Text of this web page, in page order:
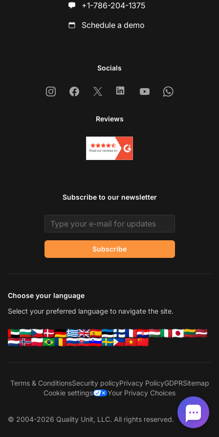
+1-786-204-1375
Schedule a demo
Socials
InstagramFacebook
X LinkedinYoutubeWhatsapp
Reviews
Subscribe to our newsletter
Email address
Subscribe
Choose your language
Select your preferred language to navigate the site.
Terms & ConditionsSecurity policyPrivacy PolicyGDPRSitemap
Cookie settings
Your Privacy Choices
© 2004-2026 Quality Unit, LLC. All rights reserved.